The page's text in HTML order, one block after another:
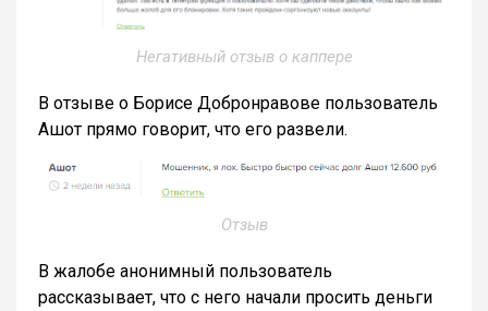
Негативный отзыв о каппере
В отзыве о Борисе Добронравове пользователь
Ашот прямо говорит, что его развели.
Отзыв
В жалобе анонимный пользователь
рассказывает, что с него начали просить деньги